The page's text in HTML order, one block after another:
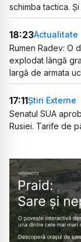
schimba tactica.
18:23Actualitate
Rumen Radev: O
explodat lângă
largă de armata
17:11Știri Externe
Senatul SUA
Rusiei. Tarife de